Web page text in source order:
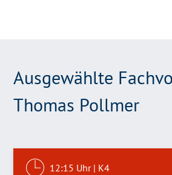
Ausgewählte
Thomas Pollmer
12:15 Uhr | K4